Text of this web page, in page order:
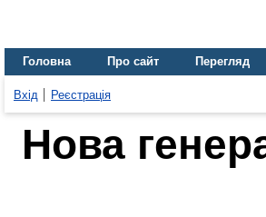
Головна Про сайт Перегляд
Вхід Реєстрація
Нова